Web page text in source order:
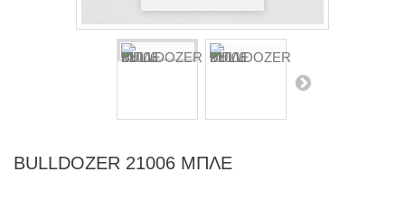
BULLDOZER 21006 ΜΠΛΕ